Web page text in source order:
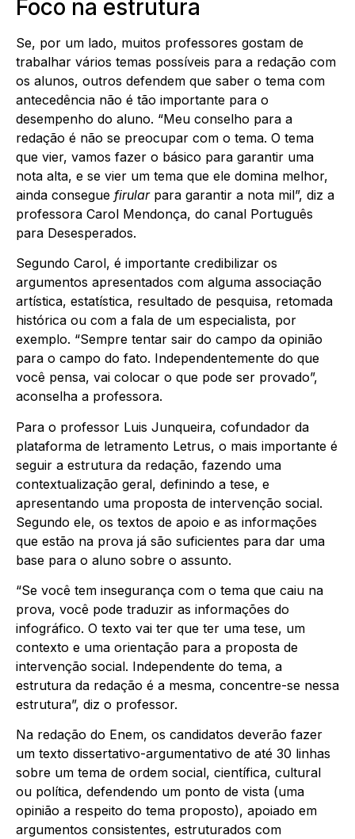
Foco na estrutura
Se, por um lado, muitos professores gostam de
trabalhar vários temas possíveis para a redação com
os alunos, outros defendem que saber o tema com
antecedência não é tão importante para o
desempenho do aluno. “Meu conselho para a
redação é não se preocupar com o tema. O tema
que vier, vamos fazer o básico para garantir uma
nota alta, e se vier um tema que ele domina melhor,
ainda consegue firularpara garantir a nota mil”, diz a
professora Carol Mendonça, do canal Português
para Desesperados.
Segundo Carol, é importante credibilizar os
argumentos apresentados com alguma associação
artística, estatística, resultado de pesquisa, retomada
histórica ou com a fala de um especialista, por
exemplo. “Sempre tentar sair do campo da opinião
para o campo do fato. Independentemente do que
você pensa, vai colocar o que pode ser provado”,
aconselha a professora.
Para o professor Luis Junqueira, cofundador da
plataforma de letramento Letrus, o mais importante é
seguir a estrutura da redação, fazendo uma
contextualização geral, definindo a tese, e
apresentando uma proposta de intervenção social.
Segundo ele, os textos de apoio e as informações
que estão na prova já são suficientes para dar uma
base para o aluno sobre o assunto.
“Se você tem insegurança com o tema que caiu na
prova, você pode traduzir as informações do
infográfico. O texto vai ter que ter uma tese, um
contexto e uma orientação para a proposta de
intervenção social. Independente do tema, a
estrutura da redação é a mesma, concentre-se nessa
estrutura”, diz o professor.
Na redação do Enem, os candidatos deverão fazer
um texto dissertativo-argumentativo de até 30 linhas
sobre um tema de ordem social, científica, cultural
ou política, defendendo um ponto de vista (uma
opinião a respeito do tema proposto), apoiado em
argumentos consistentes, estruturados com